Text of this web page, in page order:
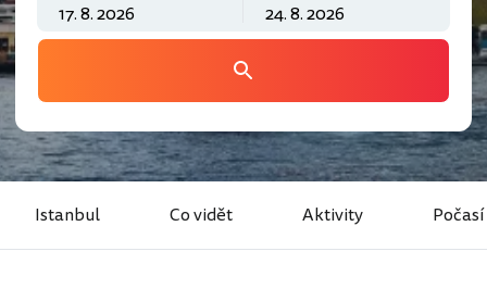
Istanbul Co vidět Aktivity Počasí